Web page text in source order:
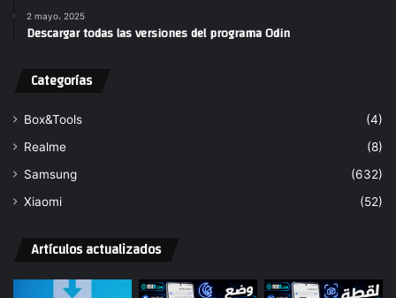
2 mayo، 2025
Descargar todas las versiones del programa Odin
Categorías
Box&Tools
(4)
Realme
(8)
Samsung
(632)
Xiaomi
(52)
Artículos actualizados